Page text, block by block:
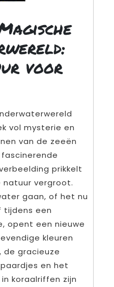
voor
vol mysterie en
van de zeeën
prikkelt
natuur vergroot.
gaan, of het nu
tijdens een
opent een nieuwe
kleuren
de gracieuze
en het
koraalriffen zijn